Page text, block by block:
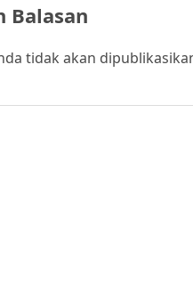
Balasan
tidak akan